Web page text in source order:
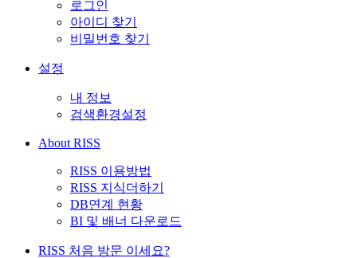
로그인
아이디 찾기
비밀번호 찾기
설정
내 정보
검색환경설정
About RISS
RISS 이용방법
RISS 지식더하기
DB연계 현황
BI 및 배너 다운로드
RISS 처음 방문 이세요?